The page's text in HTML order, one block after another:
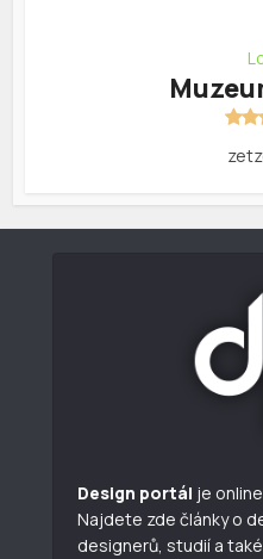
Design portál je
Najdete zde články o
designerů, studií a